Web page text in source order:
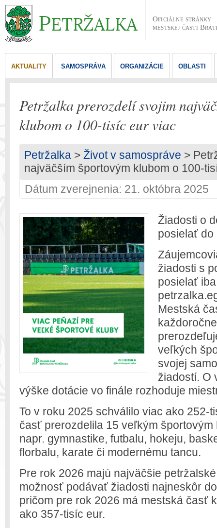
Oficiálne stránky
mestskej časti
AKTUALITY SAMOSPRÁVA ORGANIZÁCIE OBLASTI
Petržalka prerozdelí svojim
klubom o 100-tisíc eur viac
Petržalka > Život v samospráve >
najväčším športovým klubom o 100-
Dátum zverejnenia: 21. októbra 2025
Žiadosti o
posielať do
žiadosti s
posielať
Mestská
veľkých
svojej
žiadostí. O
výške dotácie vo finále rozhoduje
To v roku 2025 schválilo viac ako 252-
časť prerozdelila 15 veľkým športovým
napr. gymnastike, futbalu, hokeju,
florbalu, karate či modernému tancu.
Pre rok 2026 majú najväčšie
možnosť podávať žiadosti najneskôr
pričom pre rok 2026 má mestská časť
ako 357-tisíc eur.